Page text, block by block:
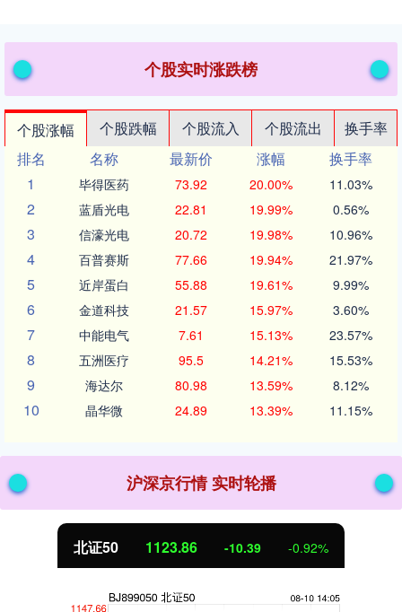
个股实时涨跌榜
个股涨幅 个股跌幅 个股流入 个股流出
换手率
排名
名称 最新价 涨幅
换手率
1
毕得医药 73.92 20.00% 11.03%
2 蓝盾光电 22.81 19.99% 0.56%
3 信濠光电 20.72 19.98% 10.96%
4 百普赛斯 77.66 19.94% 21.97%
5 近岸蛋白 55.88 19.61% 9.99%
6 金道科技 21.57 15.97% 3.60%
7 中能电气 7.61 15.13% 23.57%
8 五洲医疗 95.5 14.21% 15.53%
9 海达尔 80.98 13.59% 8.12%
10 晶华微 24.89 13.39% 11.15%
沪深京行情 实时轮播
北证50 1123.86 -10.39 -0.92%